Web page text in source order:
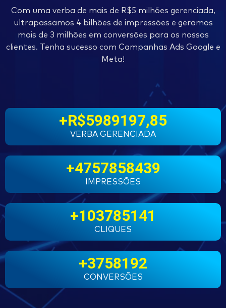
Com uma verba de mais de R$5 milhões gerenciada,
ultrapassamos 4 bilhões de impressões e geramos
mais de 3 milhões em conversões para os nossos
clientes. Tenha sucesso com Campanhas Ads Google e
Meta!
VERBA GERENCIADA
+R$5989197,85
IMPRESSÕES
+4757858439
CLIQUES
+103785141
CONVERSÕES
+3758192